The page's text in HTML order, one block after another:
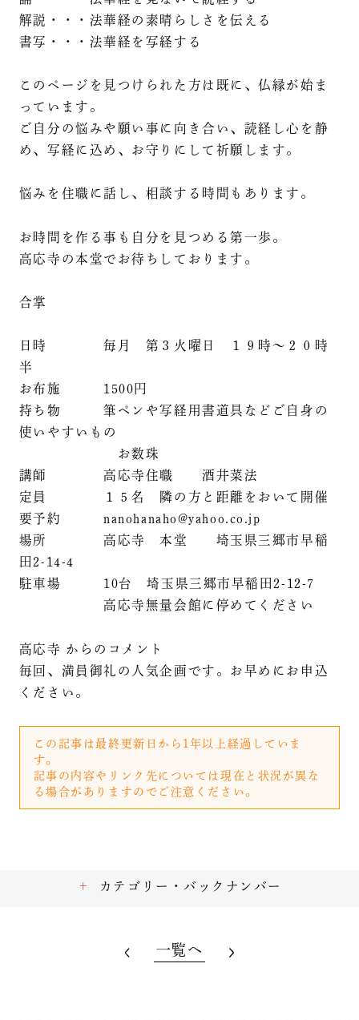
解説・・・法華経の素晴らしさを伝える
書写・・・法華経を写経する
このページを見つけられた方は既に、仏縁が始ま
っています。
ご自分の悩みや願い事に向き合い、読経し心を静
め、写経に込め、お守りにして祈願します。
悩みを住職に話し、相談する時間もあります。
お時間を作る事も自分を見つめる第一歩。
高応寺の本堂でお待ちしております。
合掌
日時 毎月 第３火曜日 １９時～２０時
半
お布施 1500円
持ち物 筆ペンや写経用書道具などご自身の
使いやすいもの
お数珠
講師 高応寺住職 酒井菜法
定員 １５名 隣の方と距離をおいて開催
要予約 nanohanaho@yahoo.co.jp
場所 高応寺 本堂 埼玉県三郷市早稲
田2-14-4
駐車場 10台 埼玉県三郷市早稲田2-12-7
高応寺無量会館に停めてください
高応寺 からのコメント
毎回、満員御礼の人気企画です。お早めにお申込
ください。
この記事は最終更新日から1年以上経過していま
す。
記事の内容やリンク先については現在と状況が異な
る場合がありますのでご注意ください。
カテゴリー・バックナンバー
一覧へ